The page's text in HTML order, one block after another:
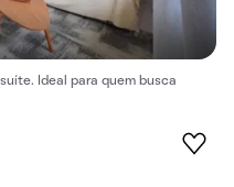
Ideal para quem busca